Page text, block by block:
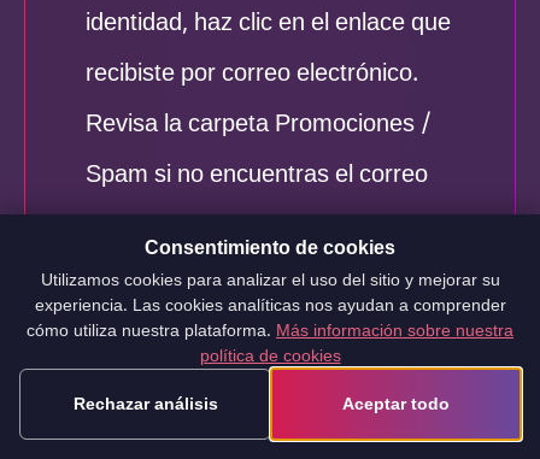
identidad, haz clic en el enlace que
recibiste por correo electrónico.
Revisa la carpeta Promociones /
Spam si no encuentras el correo
electrónico de activación.
Para asegurarte de que nuestros
correos electrónicos vayan a la
bandeja de entrada y no acaben en la
Papelera/Spam, agrega
Consentimiento de cookies
Utilizamos cookies para analizar el uso del sitio y mejorar su
experiencia. Las cookies analíticas nos ayudan a comprender
cómo utiliza nuestra plataforma.Más información sobre nuestra
política de cookies
Rechazar análisis
Aceptar todo